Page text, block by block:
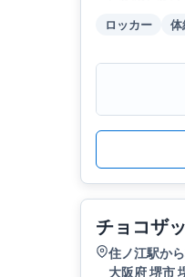
ロッカー 体
チョコザ
住ノ江駅か
大阪府 堺市